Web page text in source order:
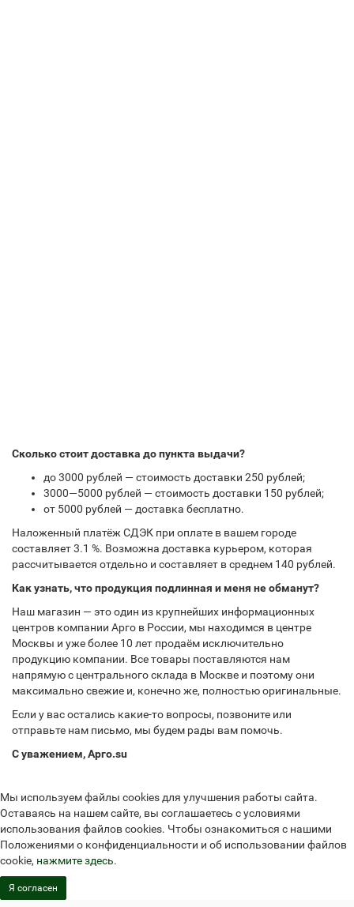
Сколько стоит доставка до пункта выдачи?
до 3000 рублей — стоимость доставки 250 рублей;
3000—5000 рублей — стоимость доставки 150 рублей;
от 5000 рублей — доставка бесплатно.
Наложенный платёж СДЭК при оплате в вашем городе
составляет 3.1 %. Возможна доставка курьером, которая
рассчитывается отдельно и составляет в среднем 140 рублей.
Как узнать, что продукция подлинная и меня не обманут?
Наш магазин — это один из крупнейших информационных
центров компании Арго в России, мы находимся в центре
Москвы и уже более 10 лет продаём исключительно
продукцию компании. Все товары поставляются нам
напрямую с центрального склада в Москве и поэтому они
максимально свежие и, конечно же, полностью оригинальные.
Если у вас остались какие-то вопросы, позвоните или
отправьте нам письмо, мы будем рады вам помочь.
С уважением, Арго.su
Мы используем файлы cookies для улучшения работы сайта.
Оставаясь на нашем сайте, вы соглашаетесь с условиями
использования файлов cookies. Чтобы ознакомиться с нашими
Положениями о конфиденциальности и об использовании файлов
cookie, нажмите здесь.
Я согласен